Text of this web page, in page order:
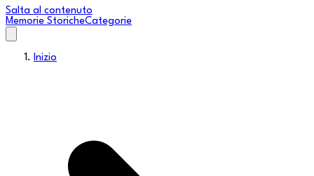
Salta al contenuto
Memorie StoricheCategorie
Inizio